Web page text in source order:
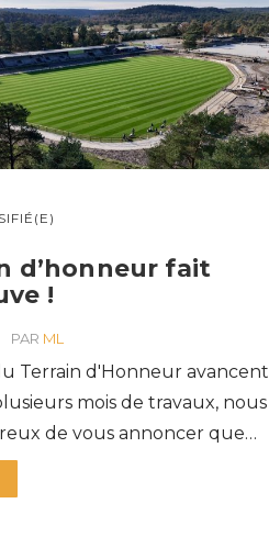
d’honneur fait
!
PAR ML
Terrain d'Honneur avancent
mois de travaux, nous
de vous annoncer que…